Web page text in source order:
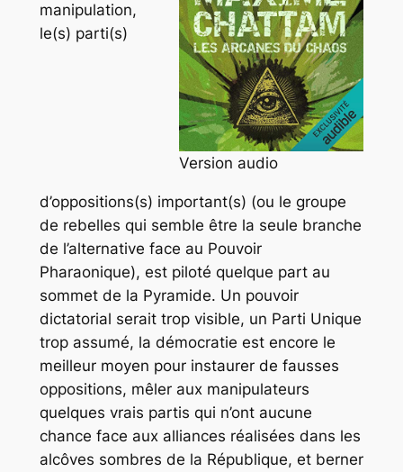
Version audio
manipulation,
le(s) parti(s)
d’oppositions(s) important(s) (ou le groupe
de rebelles qui semble être la seule branche
de l’alternative face au Pouvoir
Pharaonique), est piloté quelque part au
sommet de la Pyramide. Un pouvoir
dictatorial serait trop visible, un Parti Unique
trop assumé, la démocratie est encore le
meilleur moyen pour instaurer de fausses
oppositions, mêler aux manipulateurs
quelques vrais partis qui n’ont aucune
chance face aux alliances réalisées dans les
alcôves sombres de la République, et berner